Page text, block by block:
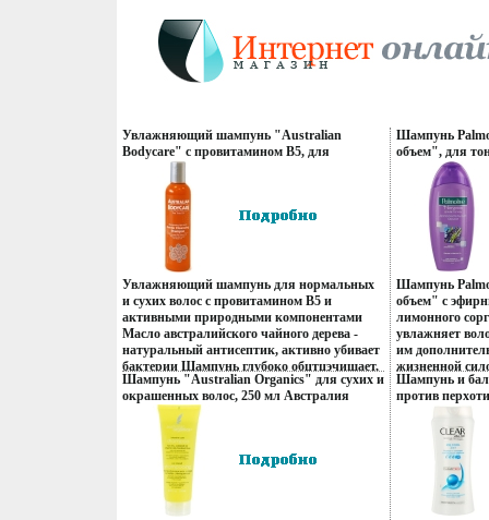
Увлажняющий шампунь "Australian
Bodycare" с провитамином В5, для
нормальных и сухих волос, 200 мл Дания
Артикул: 18105 Товар сертифицирован
инфо 13595q.
Увлажняющий шампунь для нормальных
и сухих волос с провитамином В5 и
активными природными компонентами
Масло австралийского чайного дерева -
натуральный антисептик, активно убивает
бактерии Шампунь глубоко обцтцэчищает,
провитамин В5 питает, увлажняет волосы,
кожу головы и предотвращает появление
зуда, сухость кожи Придает волосам блеск и
делает их более послушными
Характеристики: Объем: 200 мл
Производитель: Дания Артикул: 18105
Товар сертифицирован.
Шампунь "Australian Organics" для сухих и
окрашенных волос, 250 мл Австралия
Артикул: 7166 Товар сертифицирован инфо
13693q.
Шампунь
объем", для
400 мл мл
Шампунь
объем" с
лимонного
увлажняет
им
жизненной
Объем: 400 мл
Товар
Шампунь и
против
головы, 400
инфо 13744q.